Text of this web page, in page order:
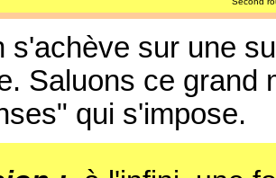
s'achève sur une
Saluons ce grand
qui s'impose.